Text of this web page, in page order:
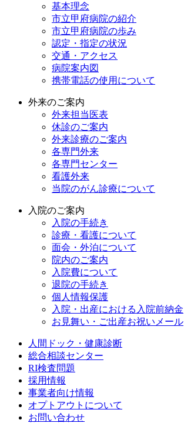
基本理念
市立甲府病院の紹介
市立甲府病院の歩み
認定・指定の状況
交通・アクセス
病院案内図
携帯電話の使用について
外来のご案内
外来担当医表
休診のご案内
外来診療のご案内
各専門外来
各専門センター
看護外来
当院のがん診療について
入院のご案内
入院の手続き
診療・看護について
面会・外泊について
院内のご案内
入院費について
退院の手続き
個人情報保護
入院・出産における入院前納金
お見舞い・ご出産お祝いメール
人間ドック・健康診断
総合相談センター
RI検査問題
採用情報
事業者向け情報
オプトアウトについて
お問い合わせ